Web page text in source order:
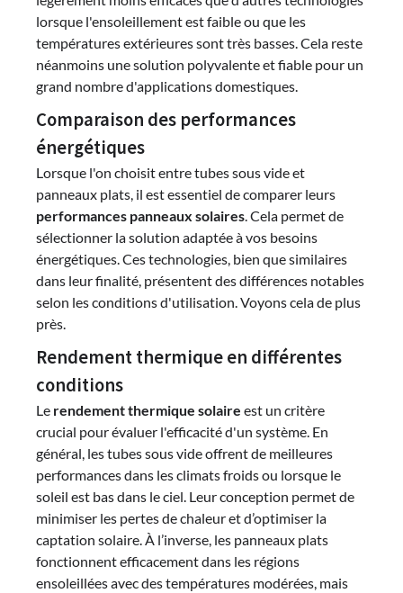
lorsque l'ensoleillement est faible ou que les
températures extérieures sont très basses. Cela reste
néanmoins une solution polyvalente et fiable pour un
grand nombre d'applications domestiques.
Comparaison des performances
énergétiques
Lorsque l'on choisit entre tubes sous vide et
panneaux plats, il est essentiel de comparer leurs
performances panneaux solaires. Cela permet de
sélectionner la solution adaptée à vos besoins
énergétiques. Ces technologies, bien que similaires
dans leur finalité, présentent des différences notables
selon les conditions d'utilisation. Voyons cela de plus
près.
Rendement thermique en différentes
conditions
Le rendement thermique solaire est un critère
crucial pour évaluer l'efficacité d'un système. En
général, les tubes sous vide offrent de meilleures
performances dans les climats froids ou lorsque le
soleil est bas dans le ciel. Leur conception permet de
minimiser les pertes de chaleur et d’optimiser la
captation solaire. À l’inverse, les panneaux plats
fonctionnent efficacement dans les régions
ensoleillées avec des températures modérées, mais